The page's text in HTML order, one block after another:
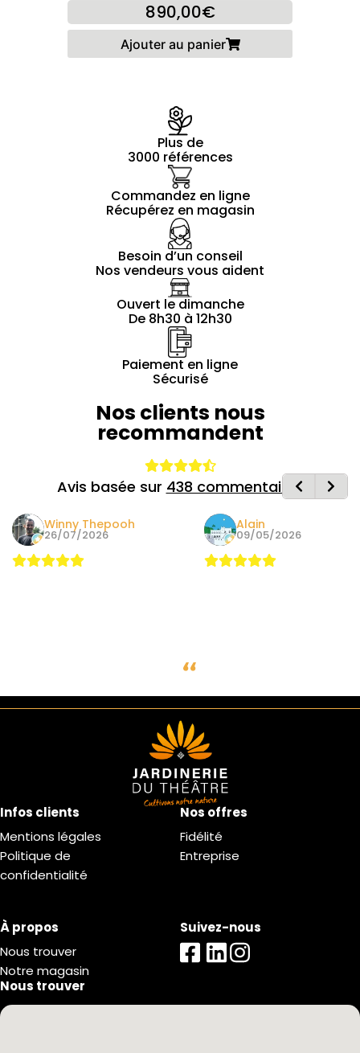
890,00€
Ajouter au panier
Plus de
3000 références
Commandez en ligne
Récupérez en magasin
Besoin d’un conseil
Nos vendeurs vous aident
Ouvert le dimanche
De 8h30 à 12h30
Paiement en ligne
Sécurisé
Nos clients nous
recommandent
Avis basée sur 438 commentaires
Winny Thepooh
26/07/2026
Alain
09/05/2026
Infos clients
Mentions légales
Politique de
confidentialité
Nos offres
Fidélité
Entreprise
À propos
Nous trouver
Notre magasin
Suivez-nous
Nous trouver